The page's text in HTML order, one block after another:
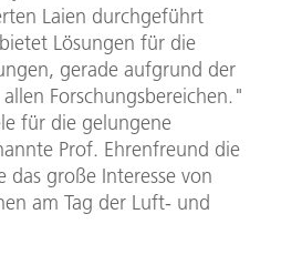
Laien durchgeführt
Lösungen für die
gerade aufgrund der
Forschungsbereichen."
für die gelungene
Prof. Ehrenfreund die
das große Interesse von
am Tag der Luft- und